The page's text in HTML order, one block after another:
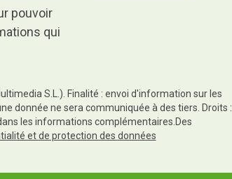
pouvoir
qui
S.L.). Finalité : envoi d'information sur les
donnée ne sera communiquée à des tiers. Droits :
les informations complémentaires.Des
et de protection des données